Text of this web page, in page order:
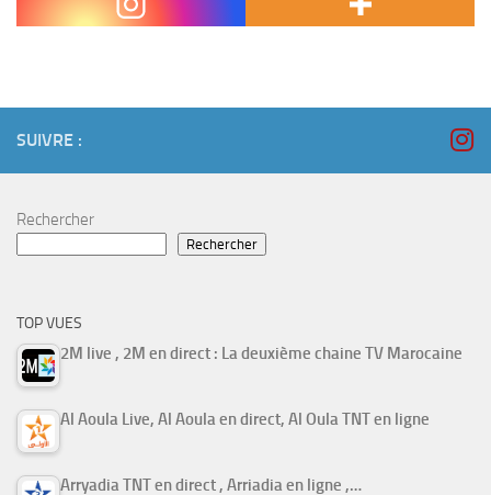
found evidence that…
SUIVRE :
Rechercher
Rechercher
TOP VUES
2M live , 2M en direct : La deuxième chaine TV Marocaine
Al Aoula Live, Al Aoula en direct, Al Oula TNT en ligne
Arryadia TNT en direct , Arriadia en ligne ,…